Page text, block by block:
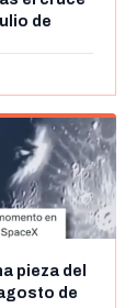
de
pieza del
de